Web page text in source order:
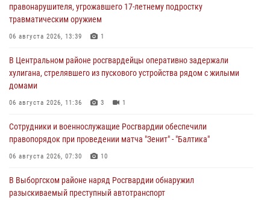
правонарушителя, угрожавшего 17-летнему подростку
травматическим оружием
06 августа 2026, 13:39 1
В Центральном районе росгвардейцы оперативно задержали
хулигана, стрелявшего из пускового устройства рядом с жилыми
домами
06 августа 2026, 11:36 3 1
Сотрудники и военнослужащие Росгвардии обеспечили
правопорядок при проведении матча "Зенит" - "Балтика"
06 августа 2026, 07:30 10
В Выборгском районе наряд Росгвардии обнаружил
разыскиваемый преступный автотранспорт